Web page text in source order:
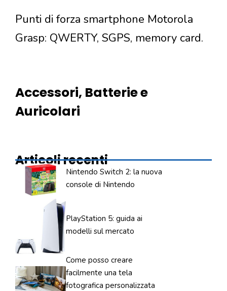
Punti di forza smartphone Motorola
Grasp: QWERTY, SGPS, memory card.
Accessori, Batterie e
Auricolari
Articoli recenti
Nintendo Switch 2: la nuova
console di Nintendo
PlayStation 5: guida ai
modelli sul mercato
Come posso creare
facilmente una tela
fotografica personalizzata